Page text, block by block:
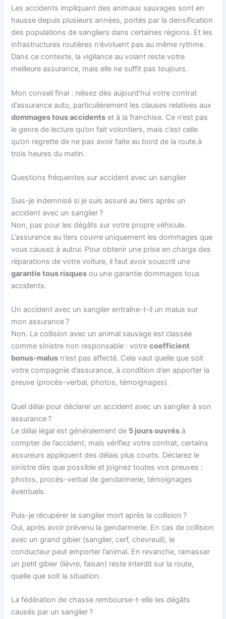
Les accidents impliquant des animaux sauvages sont en
hausse depuis plusieurs années, portés par la densification
des populations de sangliers dans certaines régions. Et les
infrastructures routières n’évoluent pas au même rythme.
Dans ce contexte, la vigilance au volant reste votre
meilleure assurance, mais elle ne suffit pas toujours.
Mon conseil final : relisez dès aujourd’hui votre contrat
d’assurance auto, particulièrement les clauses relatives aux
dommages tous accidents et à la franchise. Ce n’est pas
le genre de lecture qu’on fait volontiers, mais c’est celle
qu’on regrette de ne pas avoir faite au bord de la route à
trois heures du matin.
Questions fréquentes sur accident avec un sanglier
Suis-je indemnisé si je suis assuré au tiers après un
accident avec un sanglier ?
Non, pas pour les dégâts sur votre propre véhicule.
L’assurance au tiers couvre uniquement les dommages que
vous causez à autrui. Pour obtenir une prise en charge des
réparations de votre voiture, il faut avoir souscrit une
garantie tous risques ou une garantie dommages tous
accidents.
Un accident avec un sanglier entraîne-t-il un malus sur
mon assurance ?
Non. La collision avec un animal sauvage est classée
comme sinistre non responsable : votrecoefficient
bonus-malus n’est pas affecté. Cela vaut quelle que soit
votre compagnie d’assurance, à condition d’en apporter la
preuve (procès-verbal, photos, témoignages).
Quel délai pour déclarer un accident avec un sanglier à son
assurance ?
Le délai légal est généralement de 5 jours ouvrés à
compter de l’accident, mais vérifiez votre contrat, certains
assureurs appliquent des délais plus courts. Déclarez le
sinistre dès que possible et joignez toutes vos preuves :
photos, procès-verbal de gendarmerie, témoignages
éventuels.
Puis-je récupérer le sanglier mort après la collision ?
Oui, après avoir prévenu la gendarmerie. En cas de collision
avec un grand gibier (sanglier, cerf, chevreuil), le
conducteur peut emporter l’animal. En revanche, ramasser
un petit gibier (lièvre, faisan) reste interdit sur la route,
quelle que soit la situation.
La fédération de chasse rembourse-t-elle les dégâts
causés par un sanglier ?